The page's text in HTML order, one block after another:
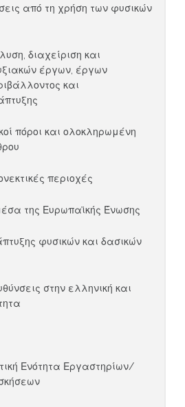
από τη χρήση των φυσικών
διαχείριση και
έργων, έργων
και
πόροι και ολοκληρωμένη
περιοχές
της Ευρωπαϊκής Ένωσης
φυσικών και δασικών
στην ελληνική και
Ενότητα Εργαστηρίων/